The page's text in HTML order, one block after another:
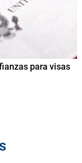
para visas